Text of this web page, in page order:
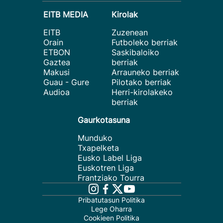
EITB MEDIA
EITB
Orain
ETBON
Gaztea
Makusi
Guau - Gure
Audioa
Kirolak
Zuzenean
Futboleko berriak
Saskibaloiko
berriak
Arrauneko berriak
Pilotako berriak
Herri-kirolakeko
berriak
Gaurkotasuna
Munduko
Txapelketa
Eusko Label Liga
Euskotren Liga
Frantziako Tourra
Pribatutasun Politika
Lege Oharra
Cookieen Politika